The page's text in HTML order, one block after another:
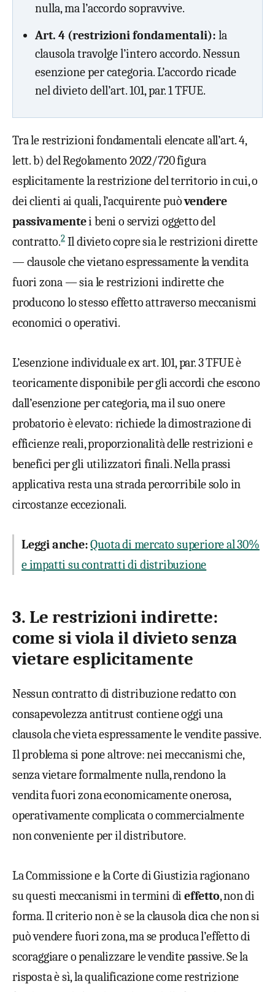
nulla, ma l’accordo sopravvive.
Art. 4 (restrizioni fondamentali): la
clausola travolge l’intero accordo. Nessun
esenzione per categoria. L’accordo ricade
nel divieto dell’art. 101, par. 1 TFUE.
Tra le restrizioni fondamentali elencate all’art. 4,
lett. b) del Regolamento 2022/720 figura
esplicitamente la restrizione del territorio in cui, o
dei clienti ai quali, l’acquirente puòvendere
passivamentei beni o servizi oggetto del
contratto.2Il divieto copre sia le restrizioni dirette
— clausole che vietano espressamente la vendita
fuori zona — sia le restrizioni indirette che
producono lo stesso effetto attraverso meccanismi
economici o operativi.
L’esenzione individuale ex art. 101, par. 3 TFUE è
teoricamente disponibile per gli accordi che escono
dall’esenzione per categoria, ma il suo onere
probatorio è elevato: richiede la dimostrazione di
efficienze reali, proporzionalità delle restrizioni e
benefici per gli utilizzatori finali. Nella prassi
applicativa resta una strada percorribile solo in
circostanze eccezionali.
Leggi anche:Quota di mercato superiore al 30%
e impatti su contratti di distribuzione
3. Le restrizioni indirette:
come si viola il divieto senza
vietare esplicitamente
Nessun contratto di distribuzione redatto con
consapevolezza antitrust contiene oggi una
clausola che vieta espressamente le vendite passive.
Il problema si pone altrove: nei meccanismi che,
senza vietare formalmente nulla, rendono la
vendita fuori zona economicamente onerosa,
operativamente complicata o commercialmente
non conveniente per il distributore.
La Commissione e la Corte di Giustizia ragionano
su questi meccanismi in termini di effetto, non di
forma. Il criterio non è se la clausola dica che non si
può vendere fuori zona, ma se produca l’effetto di
scoraggiare o penalizzare le vendite passive. Se la
risposta è sì, la qualificazione come restrizione